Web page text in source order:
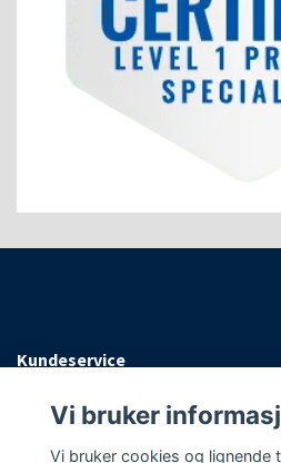
Kundeservice
Informasjon
Vi bruker
Vi bruker cookies og lignende